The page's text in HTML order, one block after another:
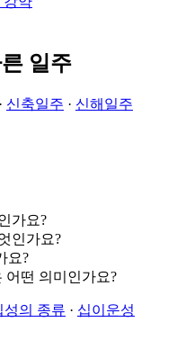
일주
· 신축일주 · 신해일주
가요?
인가요?
요?
어떤 의미인가요?
성의 종류 · 십이운성